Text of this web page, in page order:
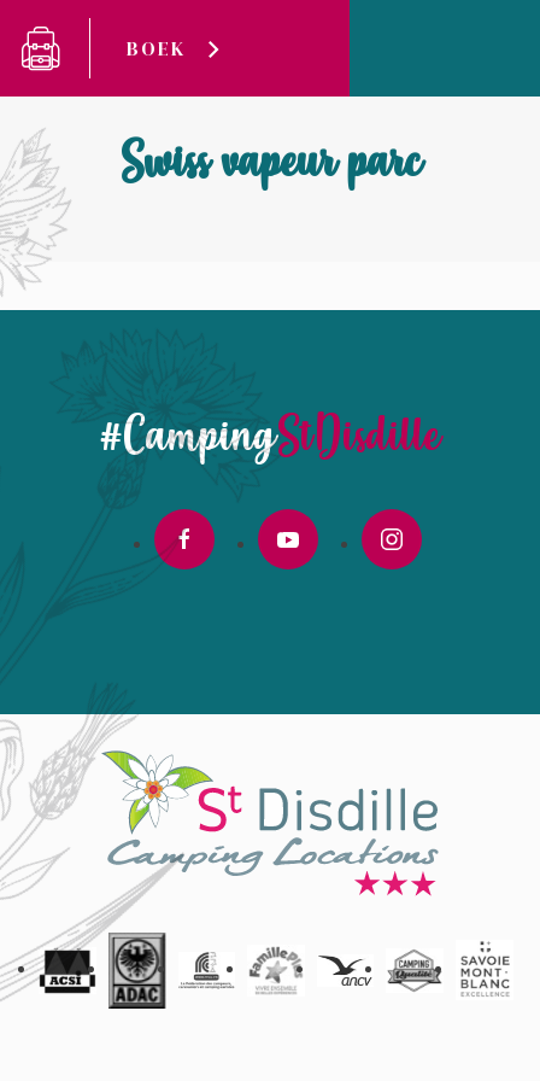
BOEK
Camping Saint-Disdille
Swiss vapeur parc
#CampingStDisdille
facebook youtube instagram
Cookies beheer paneel